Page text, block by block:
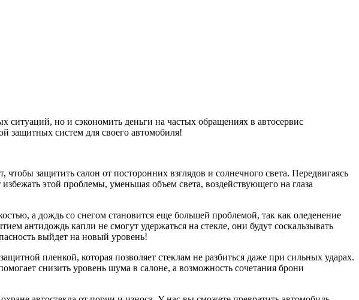
ситуаций, но и сэкономить деньги на частых обращениях в автосервис
защитных систем для своего автомобиля!
защитить салон от посторонних взглядов и солнечного света. Передвигаясь
этой проблемы, уменьшая объем света, воздействующего на глаза
а дождь со снегом становится еще большей проблемой, так как оледенение
антидождь капли не смогут удержаться на стекле, они будут соскальзывать
выйдет на новый уровень!
пленкой, которая позволяет стеклам не разбиться даже при сильных ударах.
снизить уровень шума в салоне, а возможность сочетания брони